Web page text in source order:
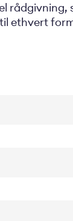
rådgivning,
ethvert